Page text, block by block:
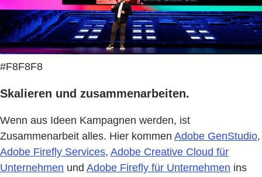
#F8F8F8
Skalieren und zusammenarbeiten.
Wenn aus Ideen Kampagnen werden, ist
Zusammenarbeit alles. Hier kommen Adobe GenStudio,
Adobe Firefly Services, Adobe Creative Cloud für
Unternehmen und Adobe Firefly für Unternehmen ins